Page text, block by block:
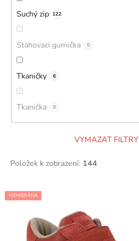
Suchý zip 122
Stahovací gumička 0
Tkaničky 6
Tkanička 0
VYMAZAT FILTRY
Položek k zobrazení: 144
V
ý
MEMBRÁNA